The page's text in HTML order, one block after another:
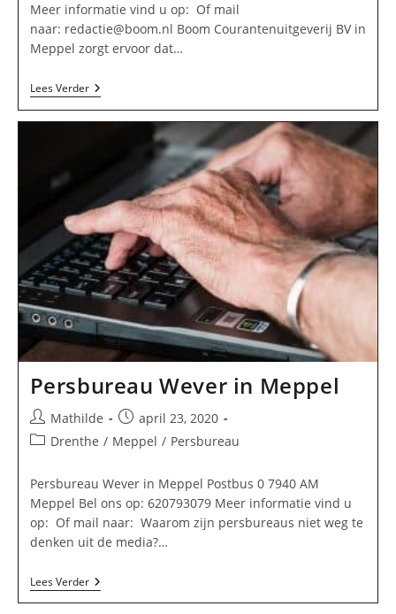
Meer informatie vind u op: Of mail
naar: redactie@boom.nl Boom Courantenuitgeverij BV in
Meppel zorgt ervoor dat…
Lees VerderBoom
Courantenuitgeverij
Persbureau Wever in Meppel
Bericht
auteur:
Mathilde
Bericht
gepubliceerd
op:
april 23, 2020
Berichtcategorie:
Drenthe / Meppel / Persbureau
Persbureau Wever in Meppel Postbus 0 7940 AM
Meppel Bel ons op: 620793079 Meer informatie vind u
op: Of mail naar: Waarom zijn persbureaus niet weg te
denken uit de media?…
Lees VerderPersbureau
Wever